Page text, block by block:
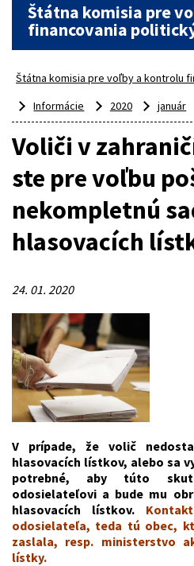
Štátna komisia pre
financovania
Štátna komisia pre voľby a kontrolu
Informácie
2020 január
Voliči v
ste pre voľbu
nekompletnú
hlasovacích
24. 01. 2020
V prípade, že volič
hlasovacích lístkov, alebo sa
potrebné, aby túto
odosielateľovi a bude mu
hlasovacích lístkov.
odosielateľa, teda tú obec,
zaslala, resp. ministerstvo
lístky.